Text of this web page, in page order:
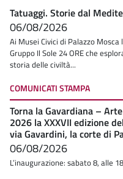
Tatuaggi. Storie dal
06/08/2026
Ai Musei Civici di Palazzo
Gruppo Il Sole 24 ORE che
storia delle civiltà...
COMUNICATI STAMPA
Torna la Gavardiana –
2026 la XXXVII edizione
via Gavardini, la corte di
06/08/2026
L’inaugurazione: sabato 8, alle